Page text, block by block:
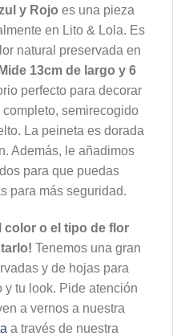
y Rojo es una pieza
en Lito & Lola. Es
natural preservada en
Mide 13cm de largo y 6
perfecto para decorar
semirecogido
La peineta es dorada
Además, le añadimos
para que puedas
para más seguridad.
color o el tipo de flor
Tenemos una gran
y de hojas para
y tu look. Pide atención
a vernos a nuestra
a través de nuestra